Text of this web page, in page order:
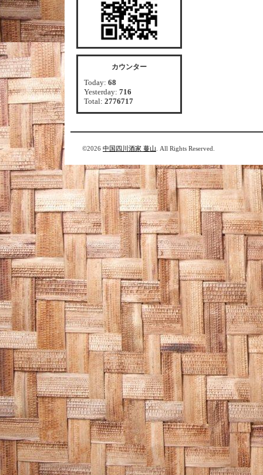
カウンター
Today: 68
Yesterday: 716
Total: 2776717
©2026 中国四川酒家 蔓山 . All Rights Reserved.